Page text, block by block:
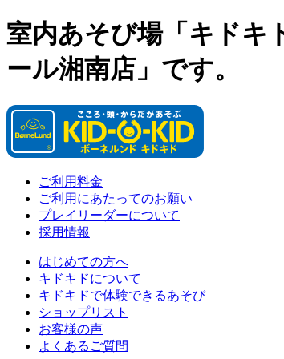
室内あそび場「キドキ
ール湘南店」です。
ご利用料金
ご利用にあたってのお願い
プレイリーダーについて
採用情報
はじめての方へ
キドキドについて
キドキドで体験できるあそび
ショップリスト
お客様の声
よくあるご質問